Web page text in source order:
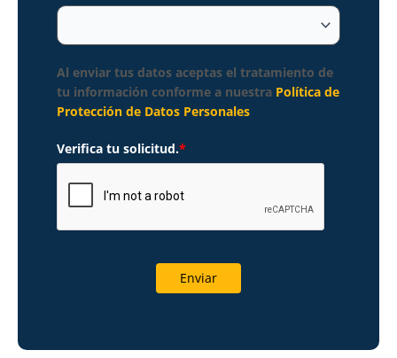
Al enviar tus datos aceptas el tratamiento de
tu información conforme a nuestra Política de
Protección de Datos Personales
Verifica tu solicitud.*
Enviar